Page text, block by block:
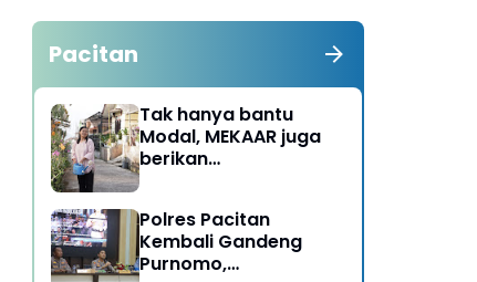
Pacitan
Tak hanya bantu
Modal, MEKAAR juga
berikan
Dapur Tetap Ngebul
Polres Pacitan
Kembali Gandeng
Purnomo,